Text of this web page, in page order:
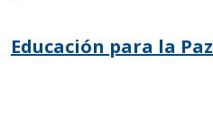
Educación para la Paz